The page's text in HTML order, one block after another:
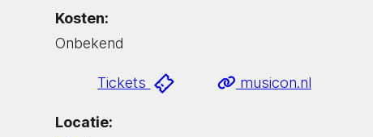
Kosten:
Onbekend
Tickets musicon.nl
Locatie: